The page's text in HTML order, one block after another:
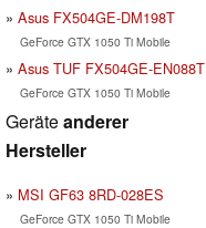
Asus FX504GE-DM198T
GeForce GTX 1050 Ti Mobile
Asus TUF FX504GE-EN088T
GeForce GTX 1050 Ti Mobile
Geräteanderer
Hersteller
MSI GF63 8RD-028ES
GeForce GTX 1050 Ti Mobile